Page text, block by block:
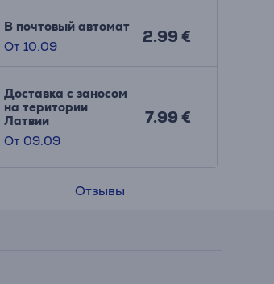
В почтовый автомат
От 10.09
2.99 €
Доставка с заносом
на територии
Латвии
От 09.09
7.99 €
Отзывы